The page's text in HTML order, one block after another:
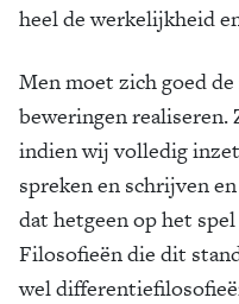
heel de werkelijkheid
Men moet zich goed
beweringen
indien wij volledig
spreken en schrijven
dat hetgeen op het
Filosofieën die dit
wel